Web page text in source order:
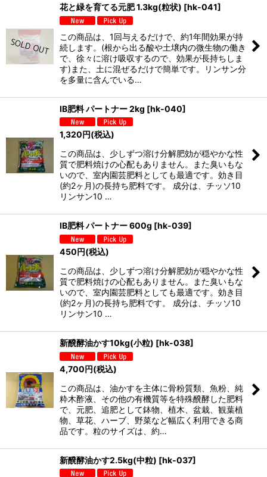
花と緑を育てる元肥 1.3kg(粒状) [hk-041]
この商品は、1回与えるだけで、約1年間効果が持
続します。(根から出る酸や土壌内の微生物の働き
で、徐々に溶け吸収するので、効果が長持ちしま
す)また、土に混ぜるだけで簡単です。リンサン分
を多量に含んでいる…
IB肥料 パートナー 2kg [hk-040]
1,320円(税込)
この商品は、少しずつ溶け分解肥効が穏やかな性
質で肥料焼けの心配もありません。また臭いもな
いので、室内園芸肥料としても最適です。効き目
(約2ヶ月)の長持ち肥料です。 成分は、チッソ10
リンサン10 …
IB肥料 パートナー 600g [hk-039]
450円(税込)
この商品は、少しずつ溶け分解肥効が穏やかな性
質で肥料焼けの心配もありません。また臭いもな
いので、室内園芸肥料としても最適です。効き目
(約2ヶ月)の長持ち肥料です。 成分は、チッソ10
リンサン10 …
新醗酵油かす10kg(小粒) [hk-038]
4,700円(税込)
この商品は、油かすを主体に骨粉質類、魚粉、純
粋木酢液、その他の有機質等を特殊醗酵した肥料
で、元肥、追肥として鉢物、植木、盆栽、観葉植
物、草花、ハーブ、野菜など幅広く利用できる商
品です。粒のサイズは、約…
新醗酵油かす2.5kg(中粒) [hk-037]